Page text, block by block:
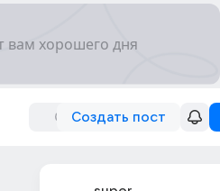
Создать пост